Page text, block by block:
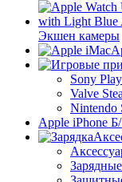
Экшен камеры
Sony
Valve
Nintendo
Apple iPhone